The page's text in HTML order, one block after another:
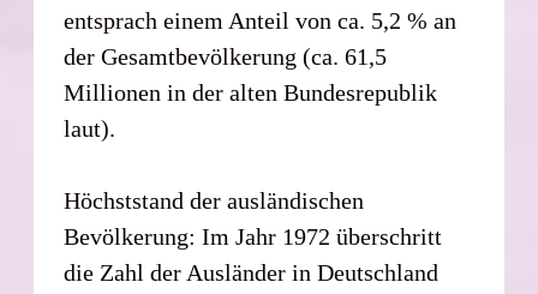
entsprach einem Anteil von ca. 5,2 % an
der Gesamtbevölkerung (ca. 61,5
Millionen in der alten Bundesrepublik
laut).
Höchststand der ausländischen
Bevölkerung: Im Jahr 1972 überschritt
die Zahl der Ausländer in Deutschland